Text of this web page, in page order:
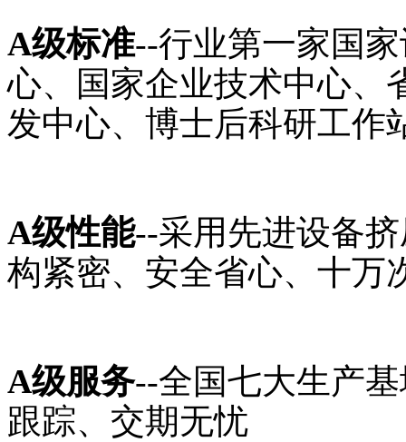
A级标准--行业第一家国
心、国家企业技术中心、
发中心、博士后科研工作
A级性能--采用先进设备
构紧密、安全省心、十万
A级服务--全国七大生产
跟踪、交期无忧